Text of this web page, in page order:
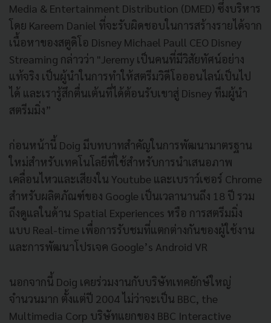
Media & Entertainment Distribution (DMED) ซึ่งบริหาร
โดย Kareem Daniel ที่จะรับผิดชอบในการสร้างรายได้จาก
เนื้อหาของสตูดิโอ Disney Michael Paull CEO Disney
Streaming กล่าวว่า "Jeremy เป็นคนที่มีวิสัยทัศน์อย่าง
แท้จริง เป็นผู้นำในการทำให้สตรีมวิดีโอออนไลน์เป็นไป
ได้ และเรารู้สึกตื่นเต้นที่ได้ต้อนรับเขาสู่ Disney ทีมผู้นำ
สตรีมมิ่ง”
ก่อนหน้านี้ Doig มีบทบาทสำคัญในการพัฒนามาตรฐาน
ใหม่สำหรับเทคโนโลยีที่ใช้สำหรับการนำเสนอภาพ
เคลื่อนไหวและเสียงใน Youtube และเบราว์เซอร์ Chrome
สำหรับผลิตภัณฑ์ของ Google เป็นเวลานานถึง 18 ปี รวม
ถึงดูแลในด้าน Spatial Experiences หรือ การสตรีมมิ่ง
แบบ Real-time เพื่อการรับชมที่แตกต่างกันของผู้ใช้งาน
และการพัฒนาโปรเจค Google’s Android VR
นอกจากนี้ Doig เคยร่วมงานกับบริษัทเทคยักษ์ใหญ่
จำนวนมาก ตั้งแต่ปี 2004 ไม่ว่าจะเป็น BBC, the
Multimedia Corp บริษัทแยกของ BBC Interactive